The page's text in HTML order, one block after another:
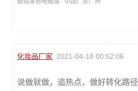
跟帖来自电脑端 · 中国广东广州
化妆品厂家 2021-04-18 00:52:06
说做就做，追热点，做好转化路径